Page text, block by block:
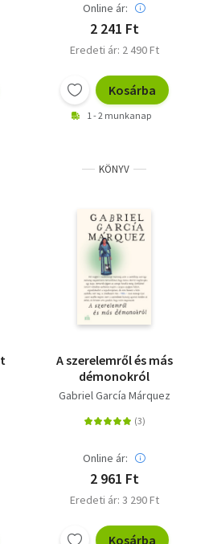
Online ár:
2 241 Ft
Eredeti ár: 2 490 Ft
Kosárba
1 - 2 munkanap
KÖNYV
A szerelemről és más
démonokról
Gabriel García Márquez
Online ár:
2 961 Ft
Eredeti ár: 3 290 Ft
Kosárba